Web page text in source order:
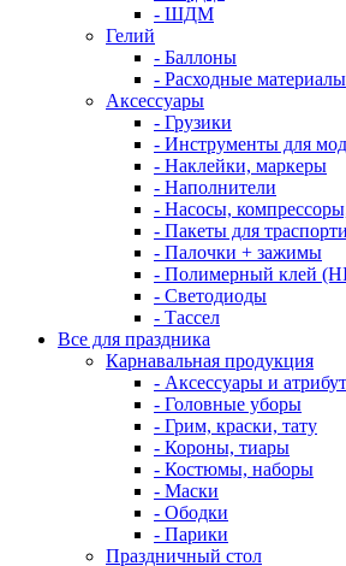
- ШДМ
Гелий
- Баллоны
- Расходные материалы
Аксессуары
- Грузики
- Инструменты для
- Наклейки, маркеры
- Наполнители
- Насосы,
- Пакеты для
- Палочки + зажимы
- Полимерный клей
- Светодиоды
- Тассел
Все для праздника
Карнавальная продукция
- Аксессуары и
- Головные уборы
- Грим, краски, тату
- Короны, тиары
- Костюмы, наборы
- Маски
- Ободки
- Парики
Праздничный стол